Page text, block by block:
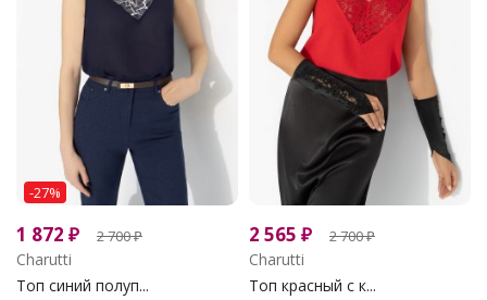
-27%
1 872 ₽ 2 700₽
Charutti
Топ синий полуп...
2 565 ₽ 2 700₽
Charutti
Топ красный с к...